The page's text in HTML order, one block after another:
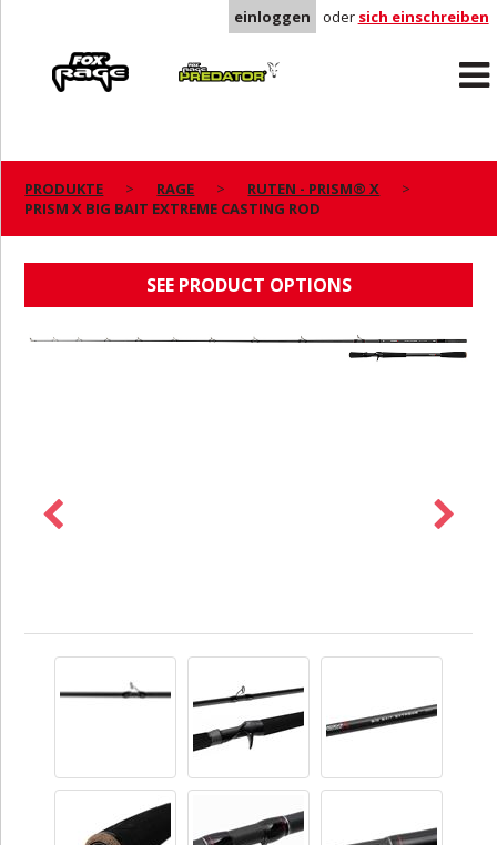
einloggen oder sich einschreiben
Predator
PRODUKTE RAGE
RUTEN - PRISM® X
PRISM X BIG BAIT EXTREME CASTING ROD
SEE PRODUCT OPTIONS